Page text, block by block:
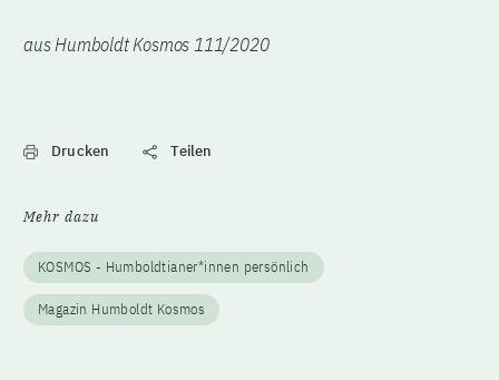
aus Humboldt Kosmos 111/2020
Drucken Teilen
Mehr dazu
KOSMOS - Humboldtianer*innen persönlich
Magazin Humboldt Kosmos